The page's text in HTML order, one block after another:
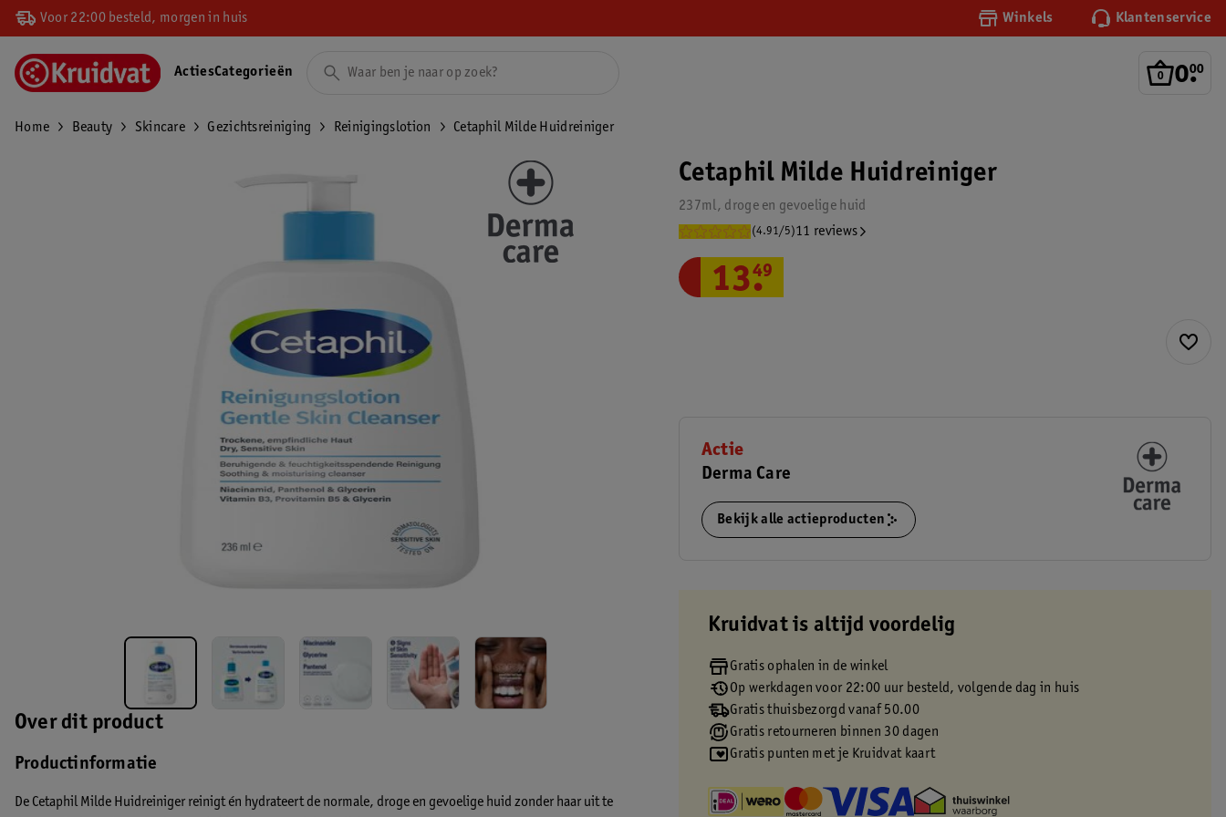
Voor 22:00 besteld, morgen in huis Winkels Klantenservice
0.
00
ActiesCategorieën
Home Beauty Skincare Gezichtsreiniging Reinigingslotion Cetaphil Milde Huidreiniger
Over dit product
Productinformatie
De Cetaphil Milde Huidreiniger reinigt én hydrateert de normale, droge en gevoelige huid zonder haar uit te
Cetaphil Milde Huidreiniger
237ml, droge en gevoelige huid
(4.91/5)11 reviews
13.
49
Actie
Derma Care
Bekijk alle actieproducten
Kruidvat is altijd voordelig
Gratis ophalen in de winkel
Op werkdagen voor 22:00 uur besteld, volgende dag in huis
Gratis thuisbezorgd vanaf 50.00
Gratis retourneren binnen 30 dagen
Gratis punten met je Kruidvat kaart